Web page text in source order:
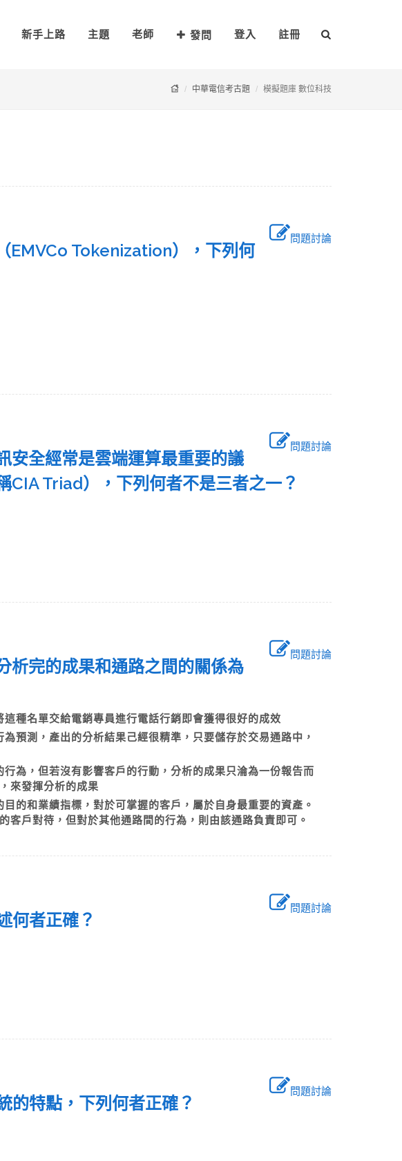
新手上路 主題 老師 發問 登入 註冊
中華電信考古題 模擬題庫 數位科技
問題討論
EMVCo Tokenization），下列何
問題討論
安全經常是雲端運算最重要的議
CIA Triad），下列何者不是三者之一？
問題討論
析完的成果和通路之間的關係為
種名單交給電銷專員進行電話行銷即會獲得很好的成效
預測，產出的分析結果己經很精準，只要儲存於交易通路中，
為，但若沒有影響客戶的行動，分析的成果只淪為一份報告而
來發揮分析的成果
的和業績指標，對於可掌握的客戶，屬於自身最重要的資產。
客戶對待，但對於其他通路間的行為，則由該通路負責即可。
問題討論
何者正確？
問題討論
的特點，下列何者正確？